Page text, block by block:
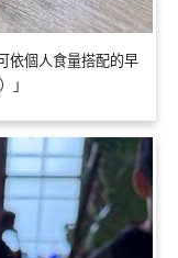
依個人食量搭配的早
」